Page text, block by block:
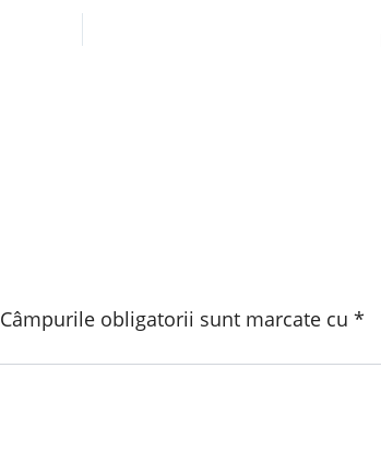
Câmpurile obligatorii sunt marcate cu *